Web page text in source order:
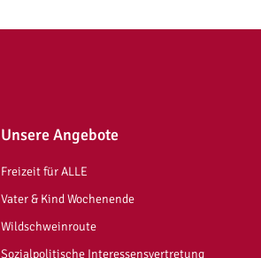
Unsere Angebote
Freizeit für ALLE
Vater & Kind Wochenende
Wildschweinroute
Sozialpolitische Interessensvertretung